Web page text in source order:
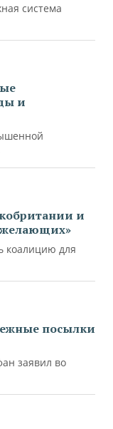
система
и
и
коалицию для
посылки
заявил во